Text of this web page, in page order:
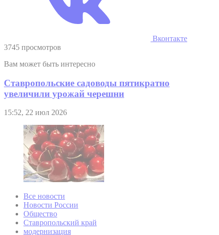
Вконтакте
3745 просмотров
Вам может быть интересно
Ставропольские садоводы пятикратно
увеличили урожай черешни
15:52, 22 июл 2026
Все новости
Новости России
Общество
Ставропольский край
модернизация